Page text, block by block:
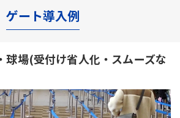
ゲート導入例
球場(受付け省人化・スムーズな